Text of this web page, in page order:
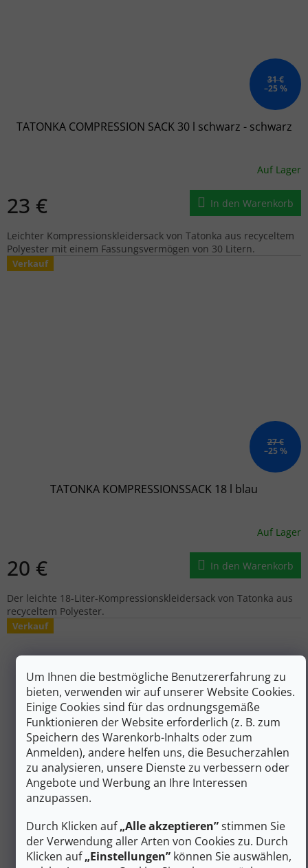
Um Ihnen die bestmögliche Benutzererfahrung zu
bieten, verwenden wir auf unserer Website Cookies.
Einige Cookies sind für das ordnungsgemäße
Funktionieren der Website erforderlich (z. B. zum
Speichern des Warenkorb-Inhalts oder zum
Anmelden), andere helfen uns, die Besucherzahlen
zu analysieren, unsere Dienste zu verbessern oder
Angebote und Werbung an Ihre Interessen
anzupassen.
Durch Klicken auf„Alle akzeptieren”stimmen Sie
der Verwendung aller Arten von Cookies zu. Durch
Klicken auf„Einstellungen” können Sie auswählen,
31 €
–25 %
TATONKA COMPRESSION SACK 30 l schwarz - schwarz
Auf Lager
23 € In den Warenkorb
Leichter Kompressionskleidersack von Tatonka aus recyceltem
Polyester mit einem Fassungsvermögen von 30 Litern.
Verkauf
27 €
–25 %
TATONKA KOMPRESSIONSSACK 18 l blau
Auf Lager
20 € In den Warenkorb
Der leichte 18-Liter-Kompressionskleidersack von Tatonka aus
recyceltem Polyester.
Verkauf
TATONKA COMPRESSION SACK 18 l schwarz - schwarz